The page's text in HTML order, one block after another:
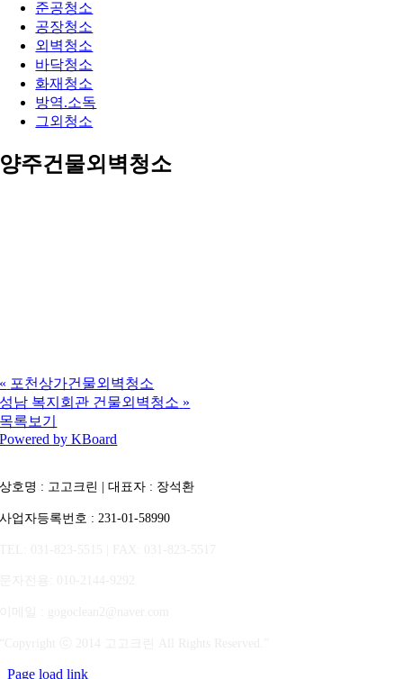
준공청소
공장청소
외벽청소
바닥청소
화재청소
방역.소독
그외청소
양주건물외벽청소
« 포천상가건물외벽청소
성남 복지회관 건물외벽청소 »
목록보기
Powered by KBoard
상호명 : 고고크린 | 대표자 : 장석환
사업자등록번호 : 231-01-58990
Page load link